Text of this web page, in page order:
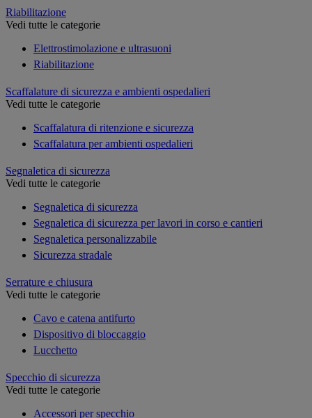
Riabilitazione
Vedi tutte le categorie
Elettrostimolazione e ultrasuoni
Riabilitazione
Scaffalature di sicurezza e ambienti ospedalieri
Vedi tutte le categorie
Scaffalatura di ritenzione e sicurezza
Scaffalatura per ambienti ospedalieri
Segnaletica di sicurezza
Vedi tutte le categorie
Segnaletica di sicurezza
Segnaletica di sicurezza per lavori in corso e cantieri
Segnaletica personalizzabile
Sicurezza stradale
Serrature e chiusura
Vedi tutte le categorie
Cavo e catena antifurto
Dispositivo di bloccaggio
Lucchetto
Specchio di sicurezza
Vedi tutte le categorie
Accessori per specchio